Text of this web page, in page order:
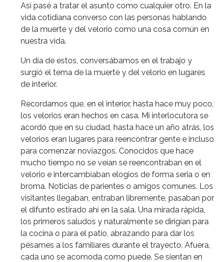
Así pasé a tratar el asunto como cualquier otro. En la
vida cotidiana converso con las personas hablando
de la muerte y del velorio como una cosa común en
nuestra vida.
Un día de estos, conversábamos en el trabajo y
surgió el tema de la muerte y del velorio en lugares
de interior.
Recordamos que, en el interior, hasta hace muy poco,
los velorios eran hechos en casa. Mi interlocutora se
acordó que en su ciudad, hasta hace un año atrás, los
velorios eran lugares para reencontrar gente e incluso
para comenzar noviazgos. Conocidos que hace
mucho tiempo no se veían se reencontraban en el
velorio e intercambiaban elogios de forma seria o en
broma. Noticias de parientes o amigos comunes. Los
visitantes llegaban, entraban libremente, pasaban por
el difunto estirado ahí en la sala. Una mirada rápida,
los primeros saludos y naturalmente se dirigían para
la cocina o para el patio, abrazando para dar los
pésames a los familiares durante el trayecto. Afuera,
cada uno se acomoda como puede. Se sientan en